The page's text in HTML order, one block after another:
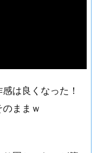
は良くなった！
ままｗ